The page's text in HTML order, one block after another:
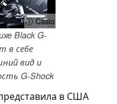
ⓘ Casio
Black G-
в себе
вид и
G-Shock
в США